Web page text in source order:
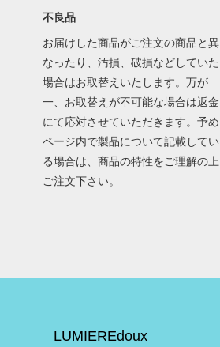
不良品
お届けした商品がご注文の商品と異
なったり、汚損、破損などしていた
場合はお取替えいたします。万が
一、お取替えが不可能な場合は返金
にて応対させていただきます。予め
ページ内で製品について記載してい
る場合は、商品の特性をご理解の上
ご注文下さい。
LUMIEREdoux